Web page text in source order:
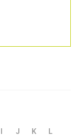
I J K
L